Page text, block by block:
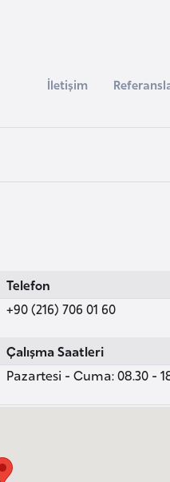
İletişim
Telefon
+90 (216) 706 01 60
Çalışma Saatleri
Pazartesi - Cuma: 08.30 -